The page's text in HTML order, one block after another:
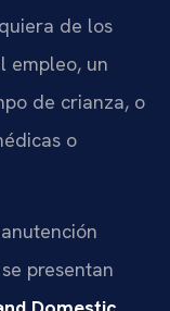
de los
empleo, un
de crianza, o
o
presentan